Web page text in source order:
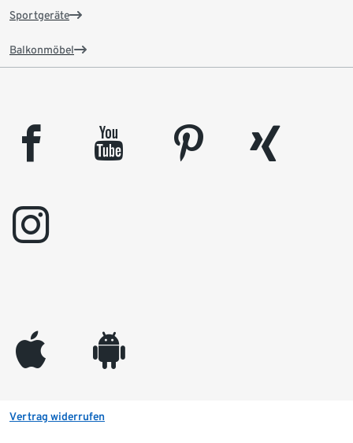
Sportgeräte
Balkonmöbel
facebook youtube pinterest
xing
instagram
appleinc android
Vertrag widerrufen